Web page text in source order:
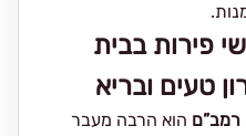
פירות בבית
טעים ובריא
רמב”ם הוא הרבה מעבר